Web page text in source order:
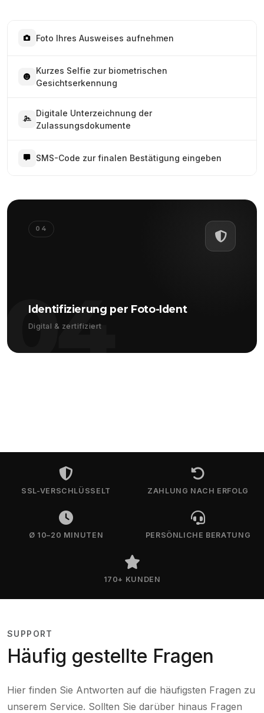
Foto Ihres Ausweises aufnehmen
Kurzes Selfie zur biometrischen
Gesichtserkennung
Digitale Unterzeichnung der
Zulassungsdokumente
SMS-Code zur finalen Bestätigung eingeben
04
04
Identifizierung per Foto-Ident
Digital & zertifiziert
SSL-VERSCHLÜSSELT ZAHLUNG NACH ERFOLG
Ø 10–20 MINUTEN PERSÖNLICHE BERATUNG
170+ KUNDEN
SUPPORT
Häufig gestellte Fragen
Hier finden Sie Antworten auf die häufigsten Fragen zu
unserem Service. Sollten Sie darüber hinaus Fragen